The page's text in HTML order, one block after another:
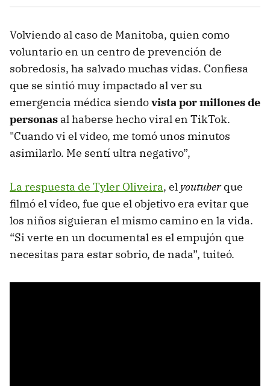
Volviendo al caso de Manitoba, quien como
voluntario en un centro de prevención de
sobredosis, ha salvado muchas vidas. Confiesa
que se sintió muy impactado al ver su
emergencia médica siendovista por millones de
personas al haberse hecho viral en TikTok.
"Cuando vi el video, me tomó unos minutos
asimilarlo. Me sentí ultra negativo”,
La respuesta de Tyler Oliveira, el youtuberque
filmó el vídeo, fue que el objetivo era evitar que
los niños siguieran el mismo camino en la vida.
“Si verte en un documental es el empujón que
necesitas para estar sobrio, de nada”, tuiteó.